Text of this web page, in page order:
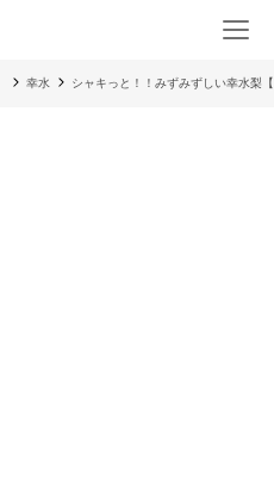
幸水 シャキっと！！みずみずしい幸水梨